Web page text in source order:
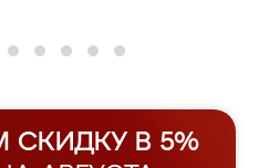
СКИДКУ В 5%